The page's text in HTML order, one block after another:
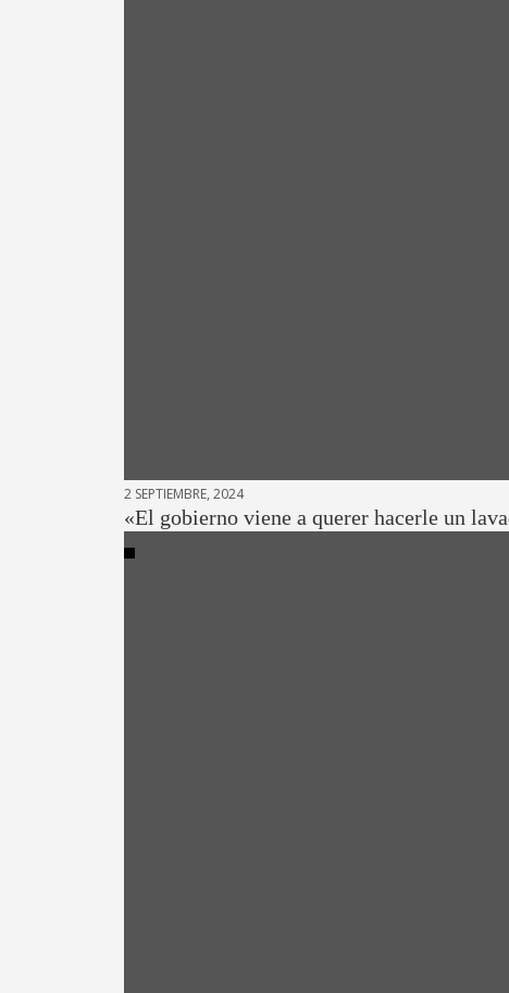
2 SEPTIEMBRE, 2024
«El gobierno viene a querer hacerle un